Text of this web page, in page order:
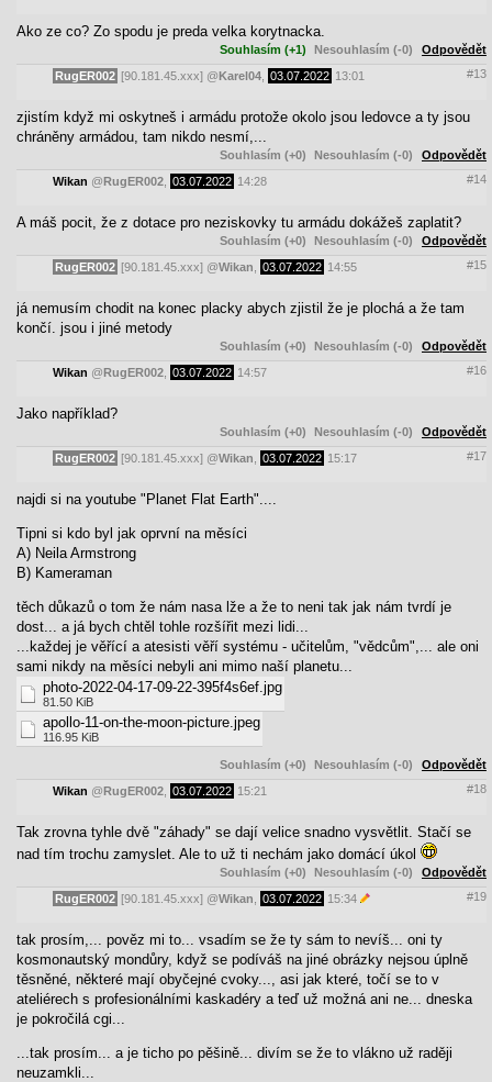
Ako ze co? Zo spodu je preda velka korytnacka.
Souhlasím (+1) Nesouhlasím (-0) Odpovědět
RugER002 [90.181.45.xxx] @Karel04 03.07.2022 13:01 #13
zjistím když mi oskytneš i armádu protože okolo jsou ledovce a ty jsou
chráněny armádou, tam nikdo nesmí,...
Souhlasím (+0) Nesouhlasím (-0) Odpovědět
Wikan @RugER002 03.07.2022 14:28 #14
A máš pocit, že z dotace pro neziskovky tu armádu dokážeš zaplatit?
Souhlasím (+0) Nesouhlasím (-0) Odpovědět
RugER002 [90.181.45.xxx] @Wikan 03.07.2022 14:55 #15
já nemusím chodit na konec placky abych zjistil že je plochá a že tam
končí. jsou i jiné metody
Souhlasím (+0) Nesouhlasím (-0) Odpovědět
Wikan @RugER002 03.07.2022 14:57 #16
Jako například?
Souhlasím (+0) Nesouhlasím (-0) Odpovědět
RugER002 [90.181.45.xxx] @Wikan 03.07.2022 15:17 #17
najdi si na youtube "Planet Flat Earth"....
Tipni si kdo byl jak oprvní na měsíci
A) Neila Armstrong
B) Kameraman
těch důkazů o tom že nám nasa lže a že to neni tak jak nám tvrdí je
dost... a já bych chtěl tohle rozšířit mezi lidi...
...každej je věřící a atesisti věří systému - učitelům, "vědcům",... ale oni
sami nikdy na měsíci nebyli ani mimo naší planetu...
photo-2022-04-17-09-22-395f4s6ef.jpg
81.50 KiB
apollo-11-on-the-moon-picture.jpeg
116.95 KiB
Souhlasím (+0) Nesouhlasím (-0) Odpovědět
Wikan @ RugER002 03.07.2022 15:21 #18
Tak zrovna tyhle dvě "záhady" se dají velice snadno vysvětlit. Stačí se
nad tím trochu zamyslet. Ale to už ti nechám jako domácí úkol
Souhlasím (+0) Nesouhlasím (-0) Odpovědět
RugER002 [90.181.45.xxx] @Wikan 03.07.2022 15:34 #19
tak prosím,... pověz mi to... vsadím se že ty sám to nevíš... oni ty
kosmonautský mondůry, když se podíváš na jiné obrázky nejsou úplně
těsněné, některé mají obyčejné cvoky..., asi jak které, točí se to v
ateliérech s profesionálními kaskadéry a teď už možná ani ne... dneska
je pokročilá cgi...
...tak prosím... a je ticho po pěšině... divím se že to vlákno už raději
neuzamkli...